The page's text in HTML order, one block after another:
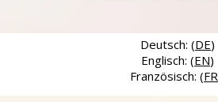
Deutsch: (DE)
Englisch: (EN)
Französisch: (FR